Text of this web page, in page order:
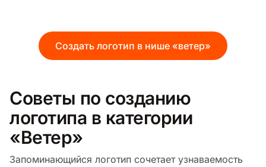
Создать логотип в нише «ветер»
Советы по созданию
логотипа в категории
«Ветер»
Запоминающийся логотип сочетает узнаваемость